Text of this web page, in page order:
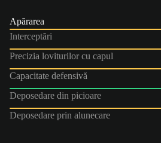
Apărarea
Interceptări
Precizia loviturilor cu capul
Capacitate defensivă
Deposedare din picioare
Deposedare prin alunecare